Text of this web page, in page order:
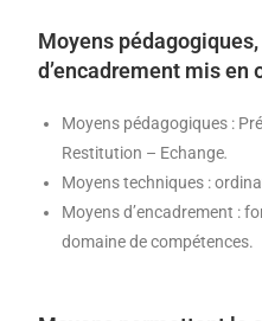
Moyens
d’encadrement mis en
Moyens pédagogiques :
Restitution – Echange.
Moyens techniques :
Moyens d’encadrement :
domaine de compétences.